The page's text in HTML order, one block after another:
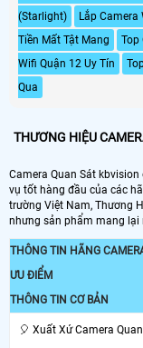
(Starlight)
Lắp Camera
Tiền Mất Tật Mang
Top
Wifi Quận 12 Uy Tín
Qua
THƯƠNG HIỆU
Camera Quan Sát
vụ tốt hàng đầu của các
trường Việt Nam, Thương
nhưng sản phẩm mang lại
THÔNG TIN HÃNG
ƯU ĐIỂM
THÔNG TIN CƠ BẢN
️🎈 Xuất Xứ Camera